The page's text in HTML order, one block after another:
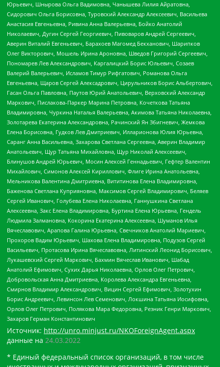
Юрьевич, Шнырова Ольга Вадимовна, Чанышева Лилия Айратовна,
Сидорович Ольга Борисовна, Туровский Александр Алексеевич, Васильева
Анастасия Евгеньевна, Ривина Анна Валерьевна, Бойко Анатолий
Николаевич, Дугин Сергей Георгиевич, Пивоваров Андрей Сергеевич,
Аверин Виталий Евгеньевич, Барахоев Магомед Бекханович, Шарипков
Олег Викторович, Мошель Ирина Ароновна, Шведов Григорий Сергеевич,
Пономарев Лев Александрович, Каргалицкий Борис Юльевич, Созаев
Валерий Валерьевич, Исламов Тимур Рифгатович, Романова Ольга
Евгеньевна, Щаров Сергей Алексадрович, Цирульников Борис Альбертович,
Гасан Ольга Павловна, Паутов Юрий Анатольевич, Верховский Александр
Маркович, Пислакова-Паркер Марина Петровна, Кочеткова Татьяна
Владимировна, Чуркина Наталья Валерьевна, Акимова Татьяна Николаевна,
Золотарева Екатерина Александровна, Рачинский Ян Збигневич, Жемкова
Елена Борисовна, Гудков Лев Дмитриевич, Илларионова Юлия Юрьевна,
Саранг Анна Васильевна, Захарова Светлана Сергеевна, Аверин Владимир
Анатольевич, Щур Татьяна Михайловна, Щур Николай Алексеевич,
Блинушов Андрей Юрьевич, Мосин Алексей Геннадьевич, Гефтер Валентин
Михайлович, Симонов Алексей Кириллович, Флиге Ирина Анатольевна,
Мельникова Валентина Дмитриевна, Вититинова Елена Владимировна,
Баженова Светлана Куприяновна, Максимов Сергей Владимирович, Беляев
Сергей Иванович, Голубева Елена Николаевна, Ганнушкина Светлана
Алексеевна, Закс Елена Владимировна, Буртина Елена Юрьевна, Гендель
Людмила Залмановна, Кокорина Екатерина Алексеевна, Шуманов Илья
Вячеславович, Арапова Галина Юрьевна, Свечников Анатолий Мариевич,
Прохоров Вадим Юрьевич, Шахова Елена Владимировна, Подузов Сергей
Васильевич, Протасова Ирина Вячеславовна, Литинский Леонид Борисович,
Лукашевский Сергей Маркович, Бахмин Вячеслав Иванович, Шабад
Анатолий Ефимович, Сухих Дарья Николаевна, Орлов Олег Петрович,
Добровольская Анна Дмитриевна, Королева Александра Евгеньевна,
Смирнов Владимир Александрович, Вицин Сергей Ефимович, Золотухин
Борис Андреевич, Левинсон Лев Семенович, Локшина Татьяна Иосифовна,
Орлов Олег Петрович, Полякова Мара Федоровна, Резник Генри Маркович,
Захаров Герман Константинович
Источник: http://unro.minjust.ru/NKOForeignAgent.aspx
данные на 24.03.2022
* Единый федеральный список организаций, в том числе